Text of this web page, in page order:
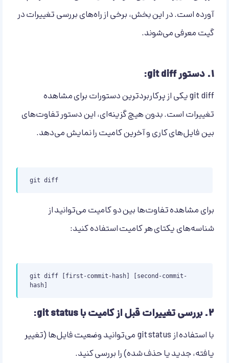
آورده است. در این بخش، برخی از راه‌های بررسی تغییرات در
گیت معرفی می‌شوند.
۱. دستور git diff:
git diff یکی از پرکاربردترین دستورات برای مشاهده
تغییرات است. بدون هیچ گزینه‌ای، این دستور تفاوت‌های
بین فایل‌های کاری و آخرین کامیت را نمایش می‌دهد.
git diff
برای مشاهده تفاوت‌ها بین دو کامیت می‌توانید از
شناسه‌های یکتای هر کامیت استفاده کنید:
git diff [first-commit-hash] [second-commit-
hash]
۲. بررسی تغییرات قبل از کامیت با git status:
با استفاده از git status می‌توانید وضعیت فایل‌ها (تغییر
یافته، جدید یا حذف شده) را بررسی کنید.